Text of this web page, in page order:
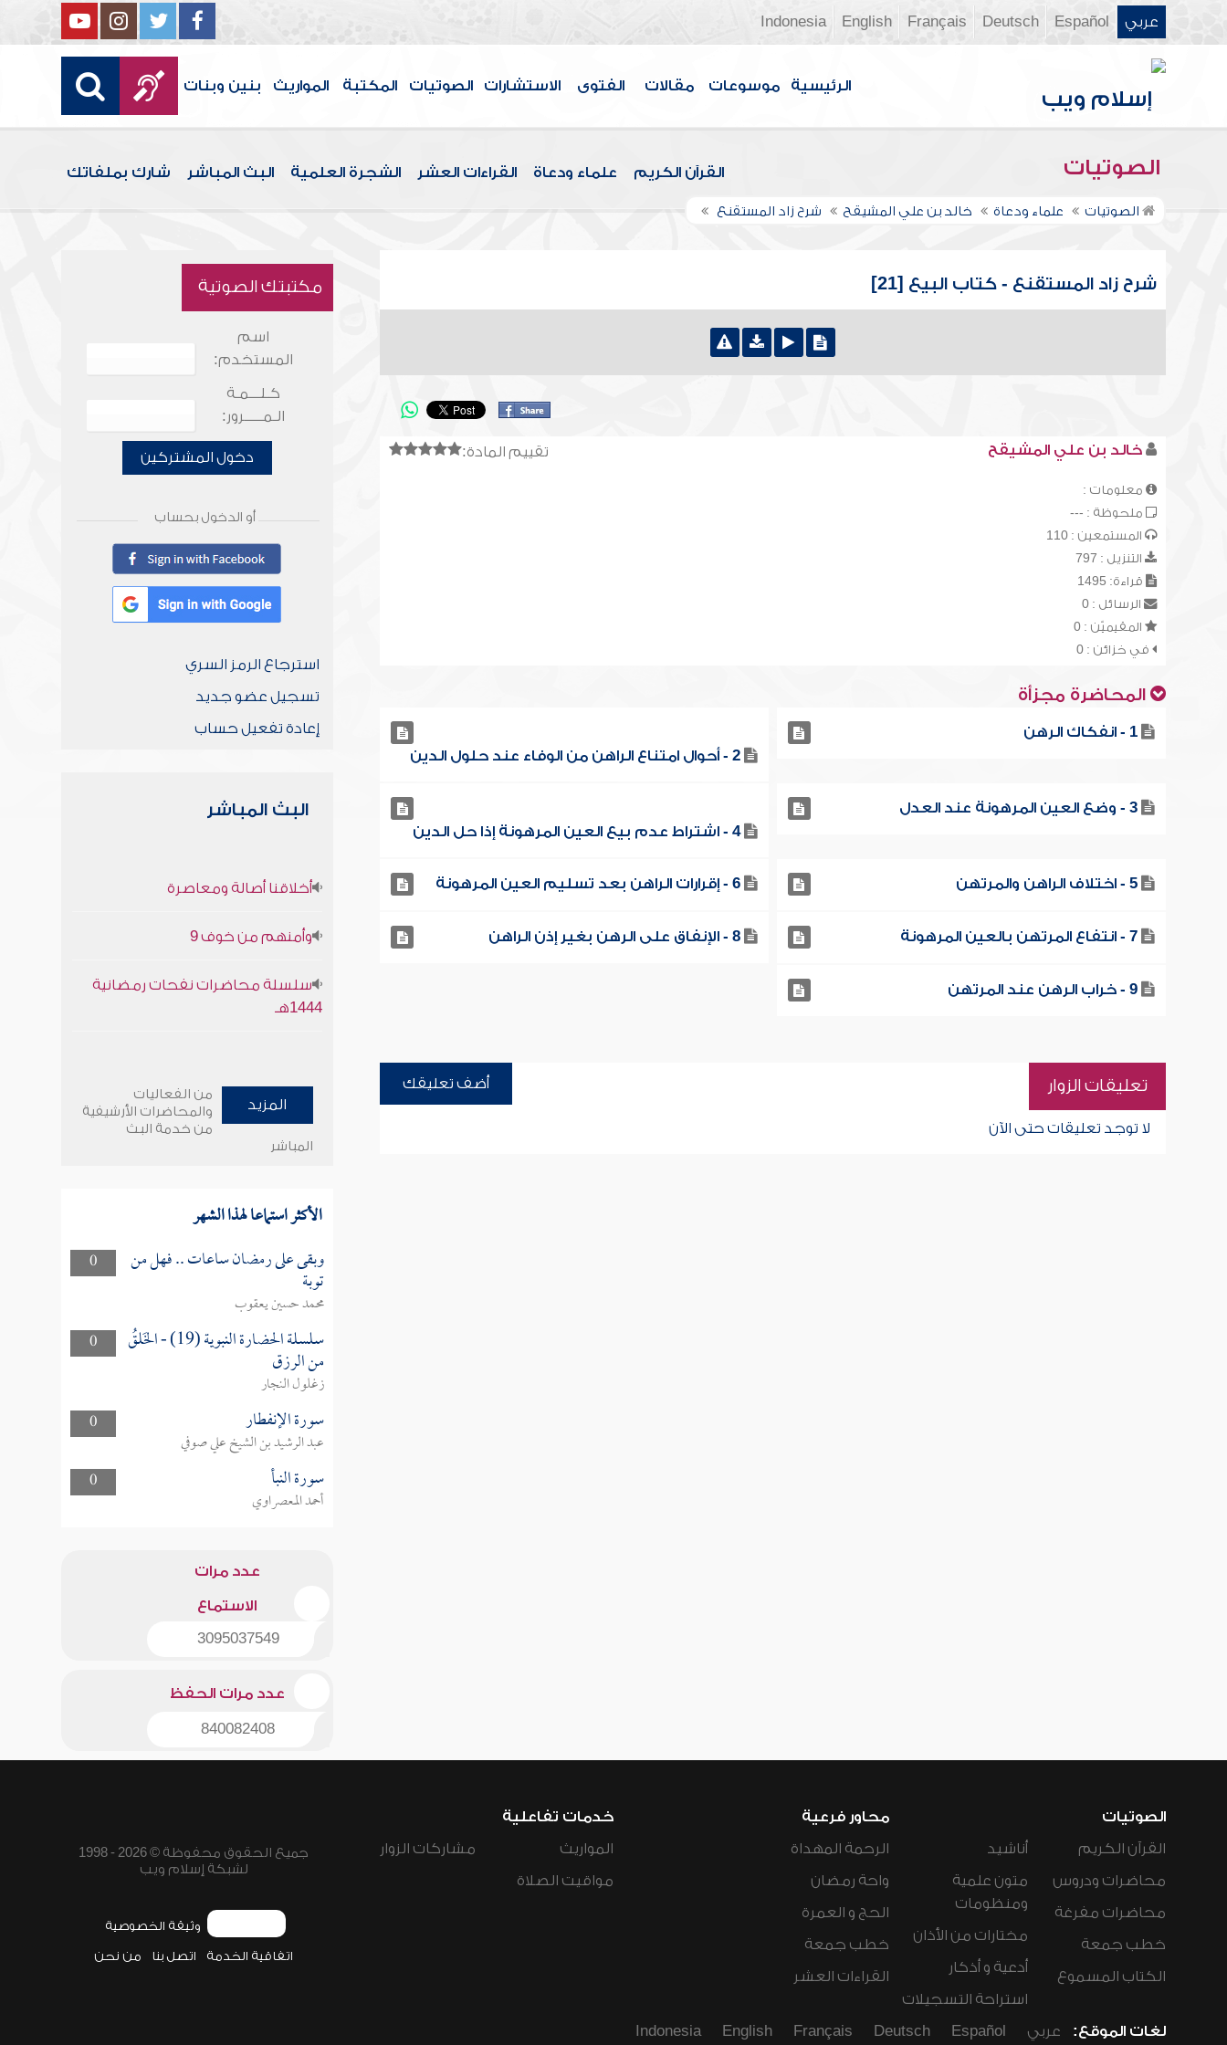
عربي Español
Deutsch
Français
English
Indonesia
الرئيسية موسوعات مقالات الفتوى الاستشارات الصوتيات المكتبة المواريث بنين وبنات
الصوتيات القرآن الكريم علماء ودعاة القراءات العشر الشجرة العلمية البث المباشر شارك بملفاتك
الصوتيات علماء ودعاة خالد بن علي المشيقح شرح زاد المستقنع
شرح زاد المستقنع - كتاب البيع [21]
تقييم المادة: خالد بن علي المشيقح
معلومات :
ملحوظة : ---
المستمعين : 110
التنزيل : 797
قراءة: 1495
الرسائل : 0
المقيميّن : 0
في خزائن : 0
المحاضرة مجزأة
1 - انفكاك الرهن
2 - أحوال امتناع الراهن من الوفاء عند حلول الدين
3 - وضع العين المرهونة عند العدل
4 - اشتراط عدم بيع العين المرهونة إذا حل الدين
5 - اختلاف الراهن والمرتهن 6 - إقرارات الراهن بعد تسليم العين المرهونة
7 - انتفاع المرتهن بالعين المرهونة 8 - الإنفاق على الرهن بغير إذن الراهن
9 - خراب الرهن عند المرتهن
تعليقات الزوار أضف تعليقك
لا توجد تعليقات حتى الآن
مكتبتك الصوتية
اسم
المستخدم:
كـلـــمـة
الـمـــــرور:
دخول المشتركين
أو الدخول بحساب
استرجاع الرمز السري
تسجيل عضو جديد
إعادة تفعيل حساب
البث المباشر
أخلاقنا أصالة ومعاصرة
وأمنهم من خوف 9
سلسلة محاضرات نفحات رمضانية
1444هـ
المزيد
من الفعاليات
والمحاضرات الأرشيفية
من خدمة البث
المباشر
الأكثر استماعا لهذا الشهر
0 وبقى على رمضان ساعات .. فهل من
توبة
محمد حسين يعقوب
0
سلسلة الحضارة النبوية (19) - الخَلقُ
من الرزق
زغلول النجار
0
سورة الإنفطار
عبد الرشيد بن الشيخ علي صوفي
0
سورة النبأ
أحمد المعصراوي
عدد مرات
الاستماع
3095037549
عدد مرات الحفظ
840082408
الصوتيات
القرآن الكريم
محاضرات ودروس
محاضرات مفرغة
خطب جمعة
الكتاب المسموع
أناشيد
متون علمية
ومنظومات
مختارات من الأذان
أدعية و أذكار
استراحة التسجيلات
محاور فرعية
الرحمة المهداة
واحة رمضان
الحج و العمرة
خطب جمعة
القراءات العشر
خدمات تفاعلية
المواريث
مواقيت الصلاة
مشاركات الزوار
جميع الحقوق محفوظة © 2026 - 1998
لشبكة إسلام ويب
وثيقة الخصوصية
اتفاقية الخدمة اتصل بنا من نحن
لغات الموقع: عربي Español
Deutsch
Français
English
Indonesia